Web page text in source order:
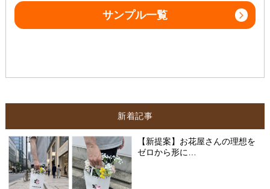
サンプル一覧
新着記事
【新提案】お花屋さんの理想を
ゼロから形に…